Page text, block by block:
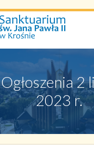
Ogłoszenia 2
2023 r.